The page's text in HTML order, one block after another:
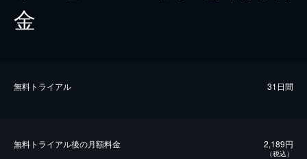
金
無料トライアル 31日間
無料トライアル後の⽉額料金 2,189円
（税込）